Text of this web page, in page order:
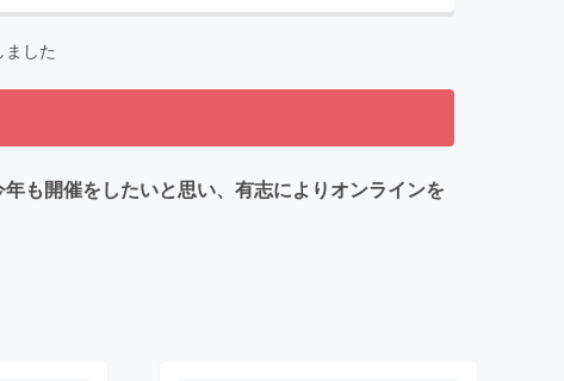
した
も開催をしたいと思い、有志によりオンラインを